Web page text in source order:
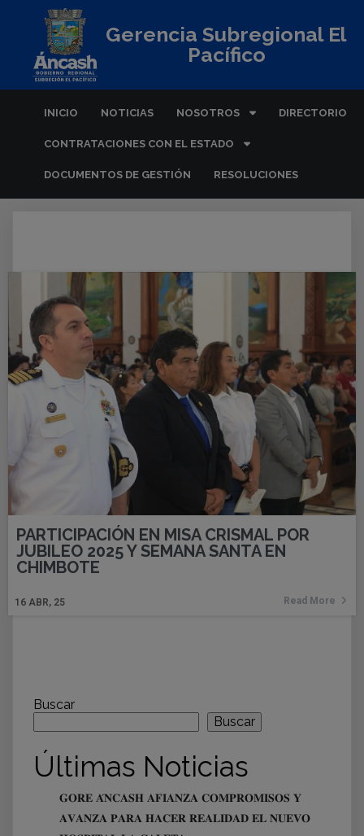
Gerencia Subregional El
Pacífico
INICIO NOTICIAS NOSOTROS DIRECTORIO
CONTRATACIONES CON EL ESTADO
DOCUMENTOS DE GESTIÓN RESOLUCIONES
PARTICIPACIÓN EN MISA CRISMAL POR
JUBILEO 2025 Y SEMANA SANTA EN
CHIMBOTE
16 ABR, 25 Read More
Buscar
Buscar
Últimas Noticias
𝐆𝐎𝐑𝐄 𝐀́𝐍𝐂𝐀𝐒𝐇 𝐀𝐅𝐈𝐀𝐍𝐙𝐀 𝐂𝐎𝐌𝐏𝐑𝐎𝐌𝐈𝐒𝐎𝐒 𝐘
𝐀𝐕𝐀𝐍𝐙𝐀 𝐏𝐀𝐑𝐀 𝐇𝐀𝐂𝐄𝐑 𝐑𝐄𝐀𝐋𝐈𝐃𝐀𝐃 𝐄𝐋 𝐍𝐔𝐄𝐕𝐎